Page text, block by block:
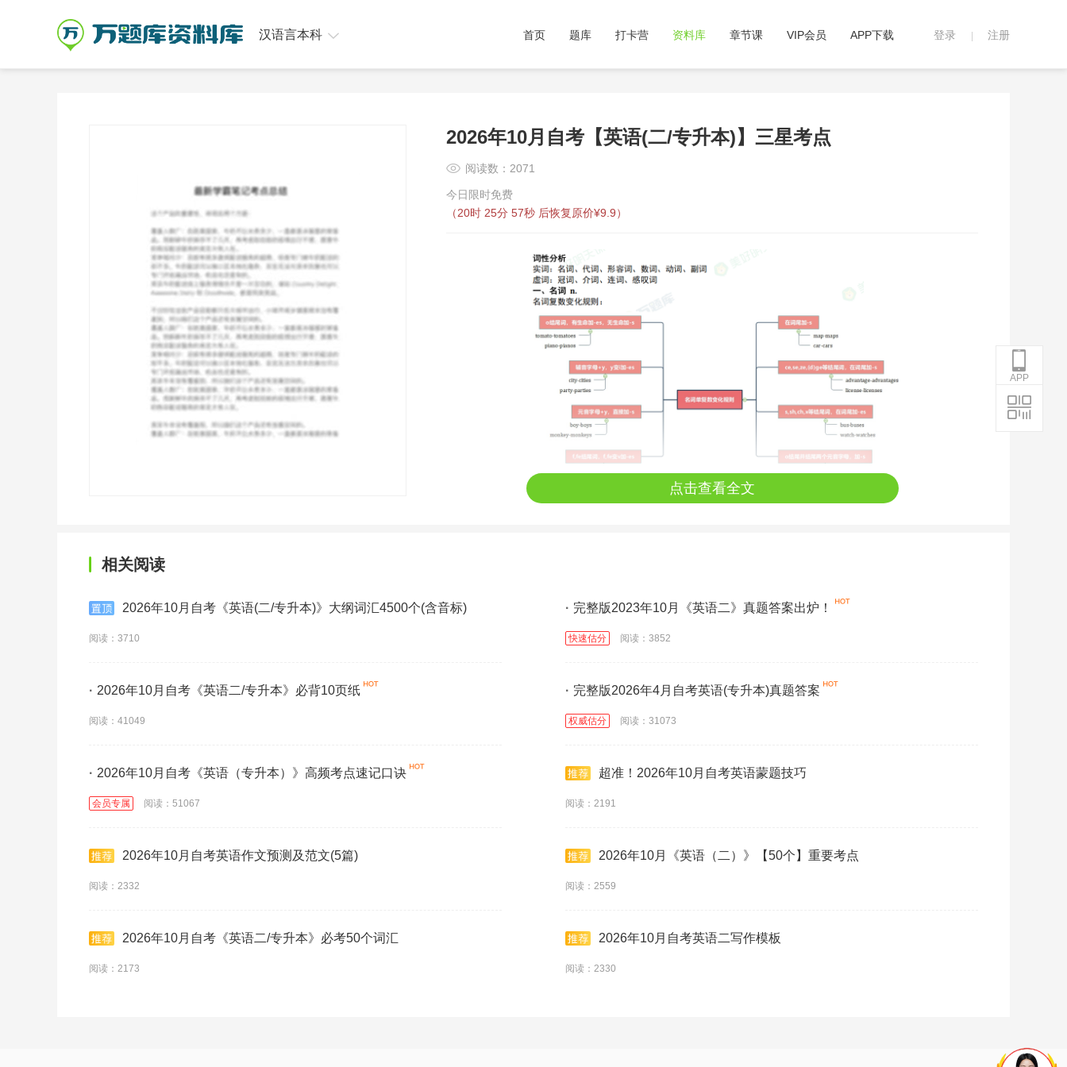
登录 注册
首页 题库 打卡营 资料库 章节课 VIP会员 APP下载
汉语言本科
2026年10月自考【英语(二/专升本)】三星考点
阅读数：2071
今日限时免费
（20时 25分 57秒 后恢复原价¥9.9）
点击查看全文
相关阅读
2026年10月自考《英语(二/专升本)》大纲词汇4500个(含音标)
阅读：3710
· 完整版2023年10月《英语二》真题答案出炉！
快速估分 阅读：3852
· 2026年10月自考《英语二/专升本》必背10页纸
阅读：41049
· 完整版2026年4月自考英语(专升本)真题答案
权威估分 阅读：31073
· 2026年10月自考《英语（专升本）》高频考点速记口诀
会员专属 阅读：51067
超准！2026年10月自考英语蒙题技巧
阅读：2191
2026年10月自考英语作文预测及范文(5篇)
阅读：2332
2026年10月《英语（二）》【50个】重要考点
阅读：2559
2026年10月自考《英语二/专升本》必考50个词汇
阅读：2173
2026年10月自考英语二写作模板
阅读：2330
APP